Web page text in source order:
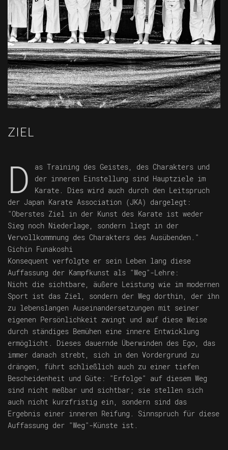
ZIEL
D
as Training des Geistes, des Charakters und
der inneren Einstellung sind Hauptziele im
Karate. Dies wird auch durch den Leitspruch
der Japan Karate Association (JKA) dargelegt:
"Oberstes Ziel in der Kunst des Karate ist weder
Sieg noch Niederlage, sondern liegt in der
Vervollkommnung des Charakters des Ausübenden."
Gichin Funakoshi
Konsequent verfolgte er sein Leben lang diese
Auffassung der Kampfkunst als "Weg"-Lehre:
Nicht die sichtbare, äußere Leistung wie im modernen
Sport ist das Ziel, sondern der Weg dorthin, der ihn
zu lebenslangen Auseinandersetzungen mit seiner
eigenen Persönlichkeit zwingt und auf diese Weise
durch ständiges Bemühen eine innere Entwicklung
ermöglicht. Dieses dauernde Überwinden des Ego, das
immer danach strebt, sich in den Vordergrund zu
drängen, führt schließlich auch zu einer tiefen
Bescheidenheit und Güte: "Erfolge" auf diesem Weg
sind nicht meßbar und sichtbar; sie stellen sich
auch nicht kurzfristig ein, sondern sind das
Ergebnis einer inneren Reifung. Sinnspruch für diese
Auffassung der "Weg"-Künste ist.